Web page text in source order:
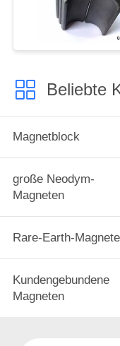
Beliebte
Magnetblock
große Neodym-
Magneten
Rare-Earth-Magnete
Kundengebundene
Magneten